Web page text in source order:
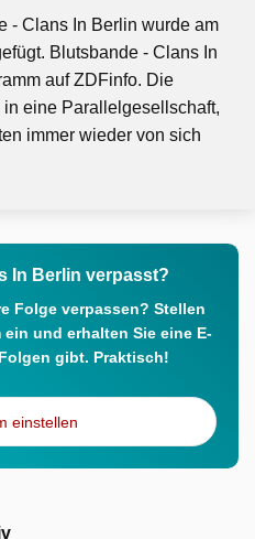
- Clans In Berlin wurde am
Blutsbande - Clans In
auf ZDFinfo. Die
eine Parallelgesellschaft,
immer wieder von sich
In Berlin verpasst?
Folge verpassen? Stellen
und erhalten Sie eine E-
gibt. Praktisch!
einstellen